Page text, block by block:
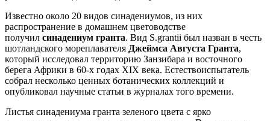
Известно около 20 видов синадениумов, из них
распространение в домашнем цветоводстве
получил синадениум гранта. Вид S.grantii был назван в честь
шотландского мореплавателя Джеймса Августа Гранта,
который исследовал территорию Занзибара и восточного
берега Африки в 60-х годах XIX века. Естествоиспытатель
собрал несколько ценных ботанических коллекций и
опубликовал научные статьи в журналах того времени.
Листья синадениума гранта зеленого цвета с ярко